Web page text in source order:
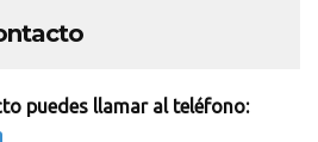
puedes llamar al teléfono: